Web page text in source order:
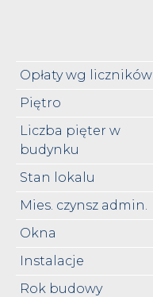
Opłaty wg liczników
Piętro
Liczba pięter w
budynku
Stan lokalu
Mies. czynsz admin.
Okna
Instalacje
Rok budowy